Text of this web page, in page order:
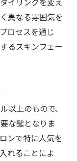
異なる雰囲気を
ロセスを通じ
るスキンフェー
以上のもので、
な鍵となりま
ンで特に人気を
れることによ